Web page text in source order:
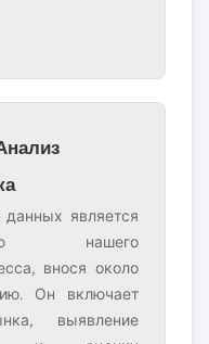
данных является
нашего
внося около
Он включает
выявление